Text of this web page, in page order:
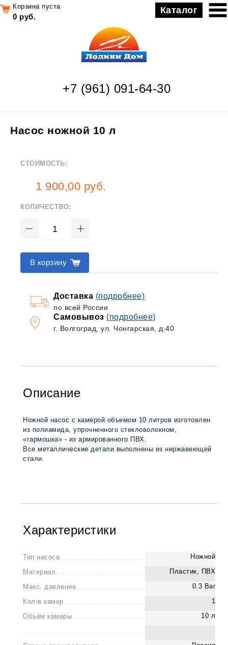
+7 (961) 091-64-30
Насос ножной 10 л
СТОИМОСТЬ:
1 900,00 руб.
КОЛИЧЕСТВО:
В корзину
Доставка (подробнее)
по всей России
Самовывоз (подробнее)
г. Волгоград, ул. Чонгарская, д.40
Описание
Ножной насос с камерой объемом 10 литров изготовлен
из полиамида, упрочненного стекловолокном,
«гармошка» - из армированного ПВХ.
Все металлические детали выполнены из нержавеющей
стали.
Характеристики
Тип насоса
Ножной
Материал
Пластик, ПВХ
Макс. давление
0.3 Bar
Кол-в камер
1
Объем камеры
10 л
Корзина пуста
0 руб.
Каталог